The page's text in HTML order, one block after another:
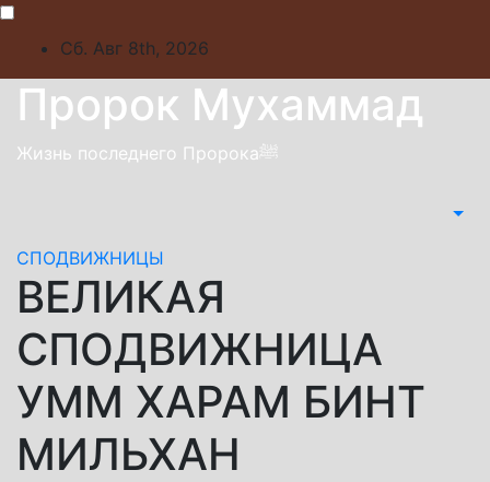
Skip
Сб. Авг 8th, 2026
Пророк Мухаммад
Жизнь последнего Пророкаﷺ
СПОДВИЖНИЦЫ
ВЕЛИКАЯ
СПОДВИЖНИЦА
УММ ХАРАМ БИНТ
МИЛЬХАН